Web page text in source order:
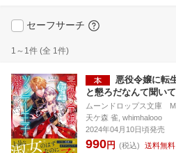
セーフサーチ
1～1件 (全 1件)
悪役令嬢に転
と懇ろだなんて聞い
ムーンドロップス文庫
天ケ森 雀, whimhalooo
2024年04月10日頃発売
990円 (税込) 送料無料